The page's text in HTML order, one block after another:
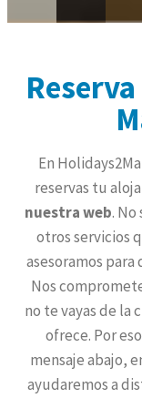
En
reservas tu
nuestra web. No
otros servicios
asesoramos
Nos
no te vayas de la
ofrece. Por
mensaje abajo,
ayudaremos a